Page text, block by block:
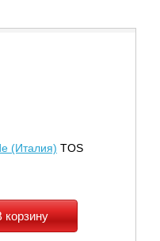
(Италия) TOS
корзину